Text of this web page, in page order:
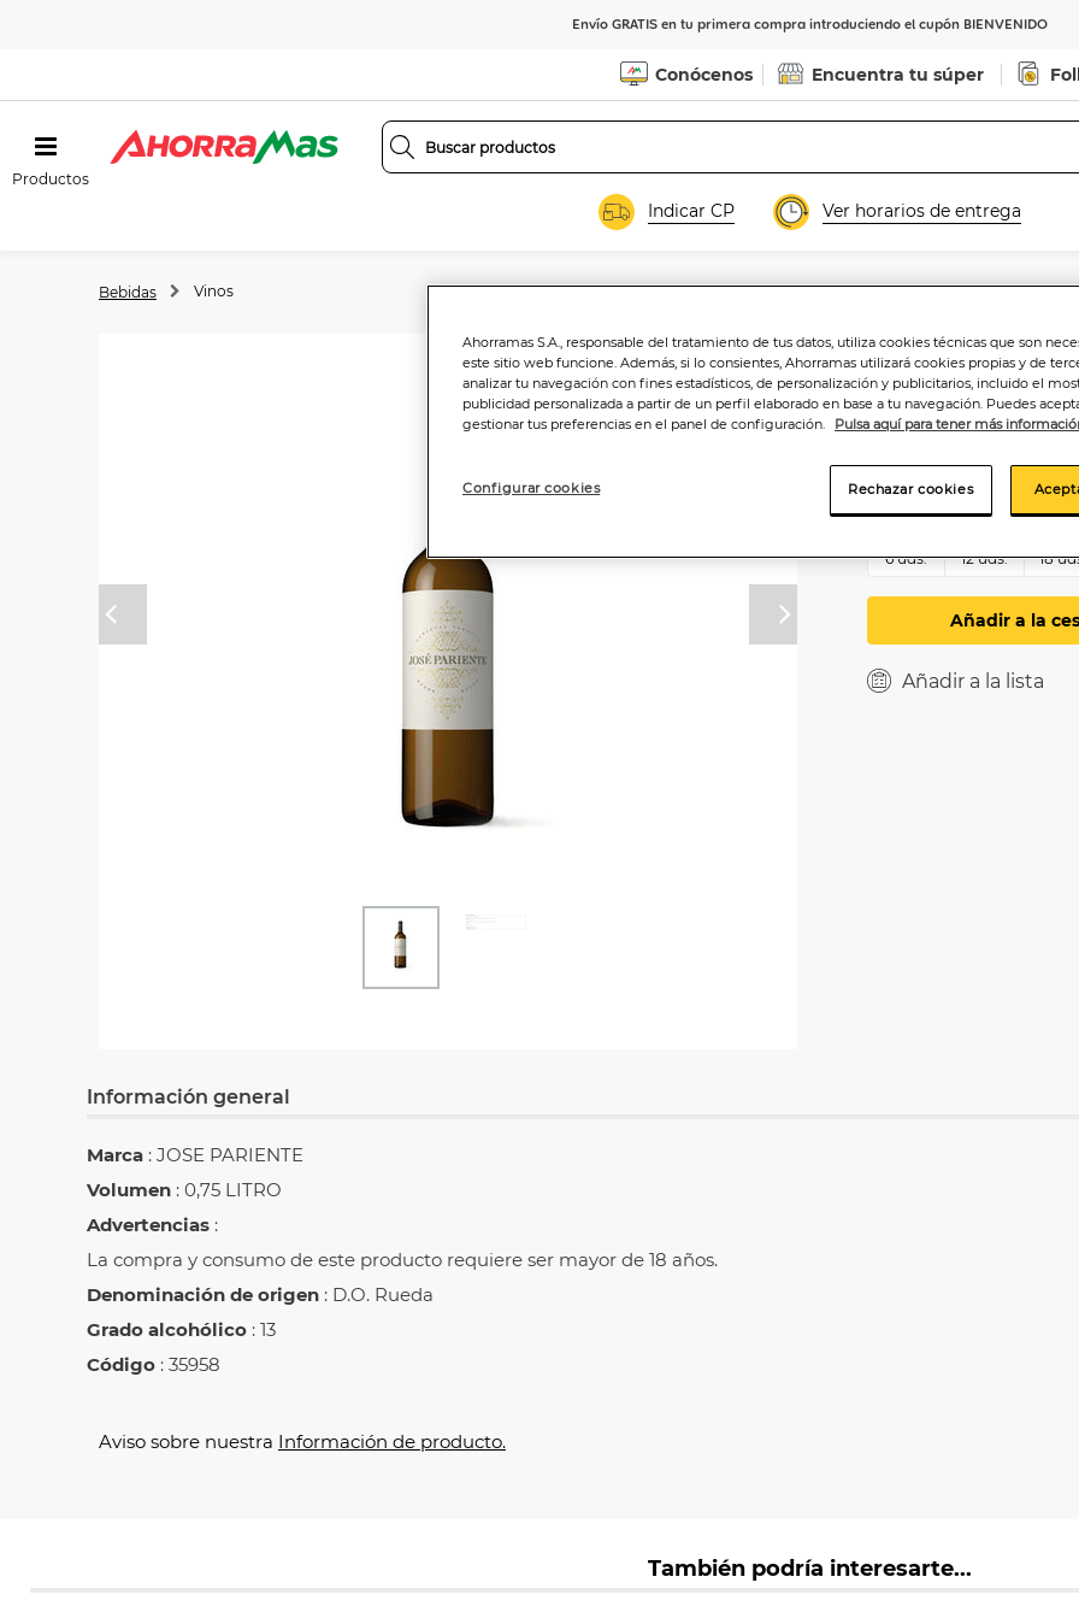
Envío GRATIS en tu primera compra introduciendo el cupón BIENVENIDO
Conócenos Encuentra tu súper
Productos
Indicar CP Ver horarios de entrega
Bebidas Vinos
Anterior
Vino blanco DO
11,49€
15,32€/litro
6 uds. 12 uds. 18
Añadir a la
Añadir a la lista
Información general
Marca : JOSE PARIENTE
Volumen : 0,75 LITRO
Advertencias :
La compra y consumo de este producto requiere ser mayor de 18 años.
Denominación de origen : D.O. Rueda
Grado alcohólico : 13
Código : 35958
Aviso sobre nuestra Información de producto.
También podría interesarte...
Ahorramas S.A., responsable del tratamiento de tus datos, utiliza cookies técnicas que son
este sitio web funcione. Además, si lo consientes, Ahorramas utilizará cookies propias y de
analizar tu navegación con fines estadísticos, de personalización y publicitarios, incluido el
publicidad personalizada a partir de un perfil elaborado en base a tu navegación. Puedes
gestionar tus preferencias en el panel de configuración.
Pulsa aquí para tener más
Configurar cookies Rechazar cookies